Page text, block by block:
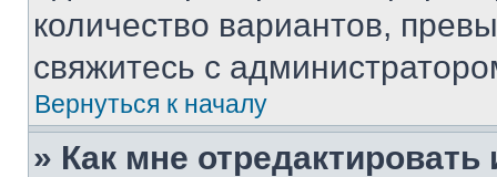
количество вариантов,
свяжитесь с
Вернуться к началу
» Как мне